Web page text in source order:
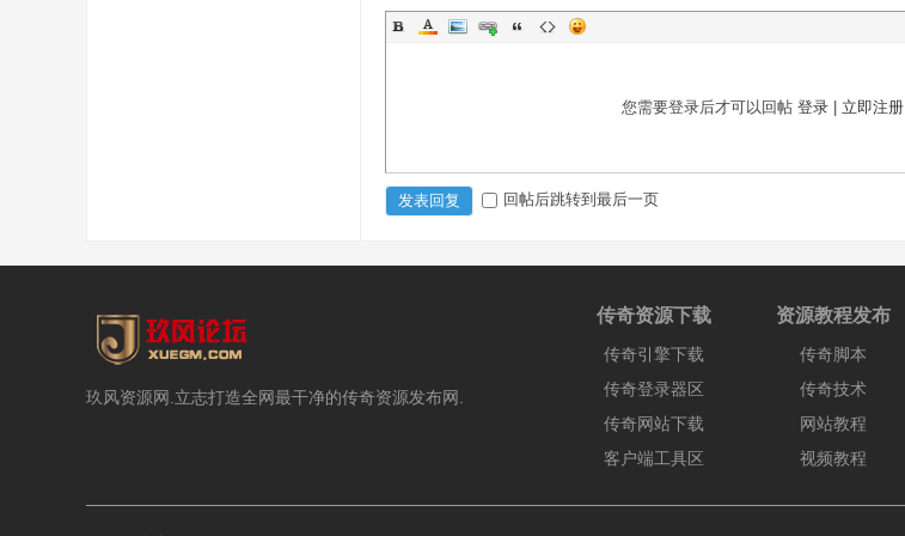
您需要登录后才可以回帖 登录| 立即注册
发表回复 回帖后跳转到最后一页
玖风资源网.立志打造全网最干净的传奇资源发布网.
传奇资源下载
传奇引擎下载
传奇登录器区
传奇网站下载
客户端工具区
资源教程发布
传奇脚本
传奇技术
网站教程
视频教程